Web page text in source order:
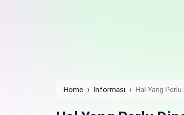
Home › Informasi › Hal Yang